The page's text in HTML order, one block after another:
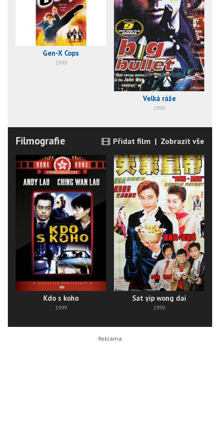
Gen-X Cops
1999
Velká ráže
1996
Filmografie Přidat film | Zobrazit vše
Kdo s koho
1999
Sat yip wong dai
1999